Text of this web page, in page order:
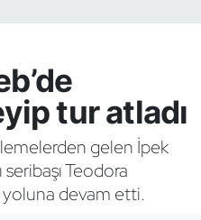
tur atladı
gelen İpek
Teodora
devam etti.